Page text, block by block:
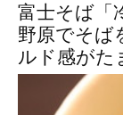
富士そば「
野原でそば
ルド感がた